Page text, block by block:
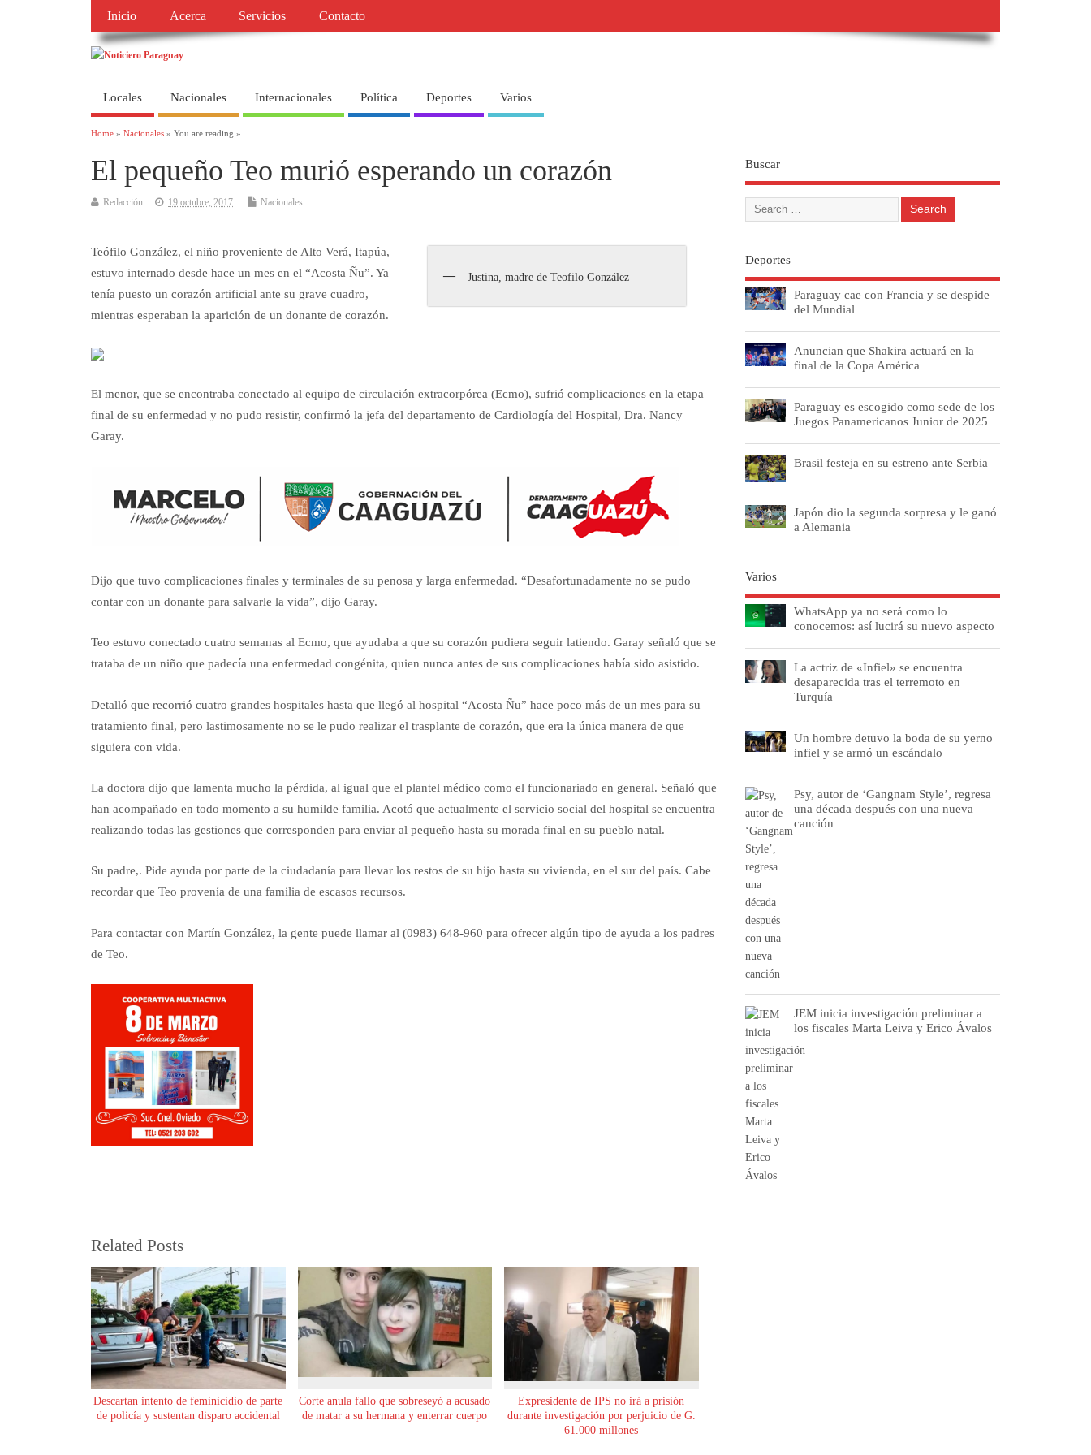
Inicio Acerca Servicios Contacto
Locales Nacionales Internacionales Política Deportes Varios
Home » Nacionales » You are reading »
El pequeño Teo murió esperando un corazón
Redacción 19 octubre, 2017 Nacionales
Justina, madre de Teofilo González
Teófilo González, el niño proveniente de Alto Verá, Itapúa,
estuvo internado desde hace un mes en el “Acosta Ñu”. Ya
tenía puesto un corazón artificial ante su grave cuadro,
mientras esperaban la aparición de un donante de corazón.
El menor, que se encontraba conectado al equipo de circulación extracorpórea (Ecmo), sufrió complicaciones en la etapa
final de su enfermedad y no pudo resistir, confirmó la jefa del departamento de Cardiología del Hospital, Dra. Nancy
Garay.
Dijo que tuvo complicaciones finales y terminales de su penosa y larga enfermedad. “Desafortunadamente no se pudo
contar con un donante para salvarle la vida”, dijo Garay.
Teo estuvo conectado cuatro semanas al Ecmo, que ayudaba a que su corazón pudiera seguir latiendo. Garay señaló que se
trataba de un niño que padecía una enfermedad congénita, quien nunca antes de sus complicaciones había sido asistido.
Detalló que recorrió cuatro grandes hospitales hasta que llegó al hospital “Acosta Ñu” hace poco más de un mes para su
tratamiento final, pero lastimosamente no se le pudo realizar el trasplante de corazón, que era la única manera de que
siguiera con vida.
La doctora dijo que lamenta mucho la pérdida, al igual que el plantel médico como el funcionariado en general. Señaló que
han acompañado en todo momento a su humilde familia. Acotó que actualmente el servicio social del hospital se encuentra
realizando todas las gestiones que corresponden para enviar al pequeño hasta su morada final en su pueblo natal.
Su padre,. Pide ayuda por parte de la ciudadanía para llevar los restos de su hijo hasta su vivienda, en el sur del país. Cabe
recordar que Teo provenía de una familia de escasos recursos.
Para contactar con Martín González, la gente puede llamar al (0983) 648-960 para ofrecer algún tipo de ayuda a los padres
de Teo.
Related Posts
Descartan intento de feminicidio de parte
de policía y sustentan disparo accidental
Corte anula fallo que sobreseyó a acusado
de matar a su hermana y enterrar cuerpo
Expresidente de IPS no irá a prisión
durante investigación por perjuicio de G.
61.000 millones
Buscar
Deportes
Paraguay cae con Francia y se despide
del Mundial
Anuncian que Shakira actuará en la
final de la Copa América
Paraguay es escogido como sede de los
Juegos Panamericanos Junior de 2025
Brasil festeja en su estreno ante Serbia
Japón dio la segunda sorpresa y le ganó
a Alemania
Varios
WhatsApp ya no será como lo
conocemos: así lucirá su nuevo aspecto
La actriz de «Infiel» se encuentra
desaparecida tras el terremoto en
Turquía
Un hombre detuvo la boda de su yerno
infiel y se armó un escándalo
Psy, autor de ‘Gangnam Style’, regresa
una década después con una nueva
canción
JEM inicia investigación preliminar a
los fiscales Marta Leiva y Erico Ávalos